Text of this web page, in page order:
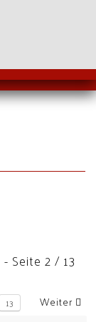
- Seite 2 / 13
13 Weiter